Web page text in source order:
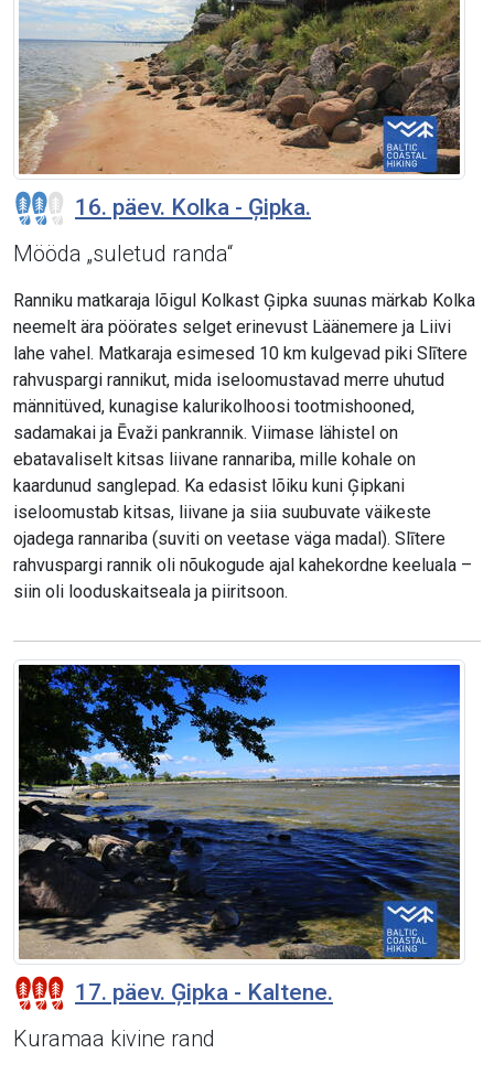
16. päev. Kolka - Ģipka.
Mööda „suletud randa“
Ranniku matkaraja lõigul Kolkast Ģipka suunas märkab Kolka
neemelt ära pöörates selget erinevust Läänemere ja Liivi
lahe vahel. Matkaraja esimesed 10 km kulgevad piki Slītere
rahvuspargi rannikut, mida iseloomustavad merre uhutud
männitüved, kunagise kalurikolhoosi tootmishooned,
sadamakai ja Ēvaži pankrannik. Viimase lähistel on
ebatavaliselt kitsas liivane rannariba, mille kohale on
kaardunud sanglepad. Ka edasist lõiku kuni Ģipkani
iseloomustab kitsas, liivane ja siia suubuvate väikeste
ojadega rannariba (suviti on veetase väga madal). Slītere
rahvuspargi rannik oli nõukogude ajal kahekordne keeluala –
siin oli looduskaitseala ja piiritsoon.
17. päev. Ģipka - Kaltene.
Kuramaa kivine rand